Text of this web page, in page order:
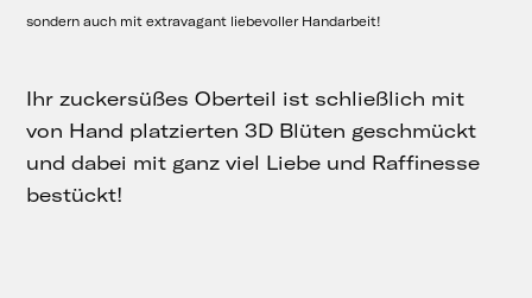
sondern auch mit extravagant liebevoller Handarbeit!
Ihr zuckersüßes Oberteil ist schließlich mit
von Hand platzierten 3D Blüten geschmückt
und dabei mit ganz viel Liebe und Raffinesse
bestückt!